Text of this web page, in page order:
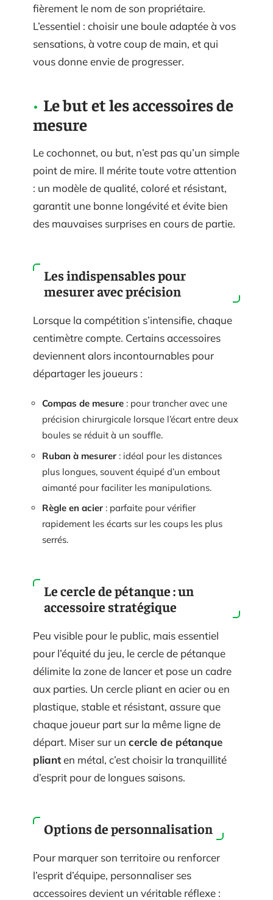
fièrement le nom de son propriétaire.
L’essentiel : choisir une boule adaptée à vos
sensations, à votre coup de main, et qui
vous donne envie de progresser.
Le but et les accessoires de
mesure
Le cochonnet, ou but, n’est pas qu’un simple
point de mire. Il mérite toute votre attention
: un modèle de qualité, coloré et résistant,
garantit une bonne longévité et évite bien
des mauvaises surprises en cours de partie.
Les indispensables pour
mesurer avec précision
Lorsque la compétition s’intensifie, chaque
centimètre compte. Certains accessoires
deviennent alors incontournables pour
départager les joueurs :
Compas de mesure : pour trancher avec une
précision chirurgicale lorsque l’écart entre deux
boules se réduit à un souffle.
Ruban à mesurer : idéal pour les distances
plus longues, souvent équipé d’un embout
aimanté pour faciliter les manipulations.
Règle en acier : parfaite pour vérifier
rapidement les écarts sur les coups les plus
serrés.
Le cercle de pétanque : un
accessoire stratégique
Peu visible pour le public, mais essentiel
pour l’équité du jeu, le cercle de pétanque
délimite la zone de lancer et pose un cadre
aux parties. Un cercle pliant en acier ou en
plastique, stable et résistant, assure que
chaque joueur part sur la même ligne de
départ. Miser sur un cercle de pétanque
plianten métal, c’est choisir la tranquillité
d’esprit pour de longues saisons.
Options de personnalisation
Pour marquer son territoire ou renforcer
l’esprit d’équipe, personnaliser ses
accessoires devient un véritable réflexe :